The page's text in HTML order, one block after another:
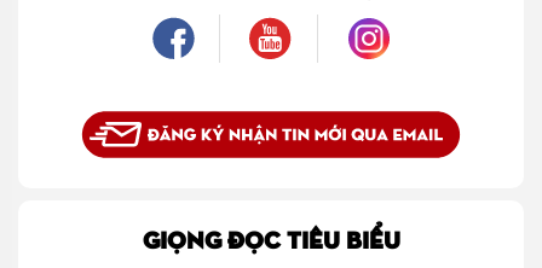
GIỌNG ĐỌC TIÊU BIỂU